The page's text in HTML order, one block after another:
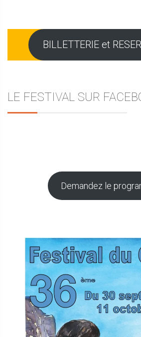
BILLETTERIE et
LE FESTIVAL SUR
Demandez le